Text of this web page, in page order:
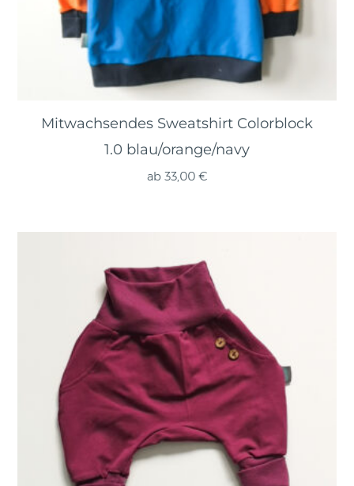
Mitwachsendes Sweatshirt Colorblock
1.0 blau/orange/navy
ab 33,00 €